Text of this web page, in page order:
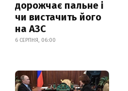
дорожчає пальне і
чи вистачить його
на АЗС
6 СЕРПНЯ, 06:00